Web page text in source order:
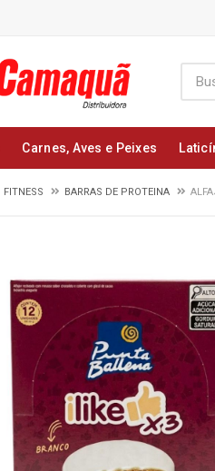
Carnes, Aves e Peixes
FITNESS BARRAS DE PROTEINA